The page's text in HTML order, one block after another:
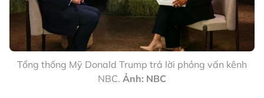
Tổng thống Mỹ Donald Trump trả lời phỏng vấn kênh
NBC. Ảnh: NBC